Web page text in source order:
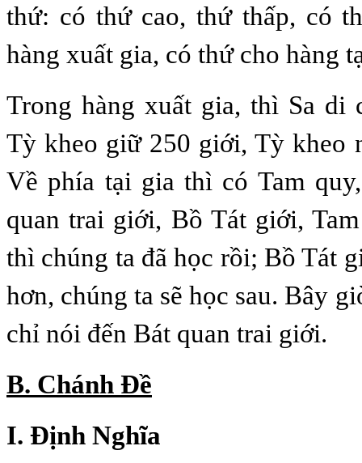
thứ: có thứ cao, thứ thấp, có
hàng xuất gia, có thứ cho hàng
Trong hàng xuất gia, thì Sa di
Tỳ kheo giữ 250 giới, Tỳ kheo
Về phía tại gia thì có Tam
quan trai giới, Bồ Tát giới,
thì chúng ta đã học rồi; Bồ Tát
hơn, chúng ta sẽ học sau. Bây
chỉ nói đến Bát quan trai giới.
B. Chánh Ðề
I. Ðịnh Nghĩa